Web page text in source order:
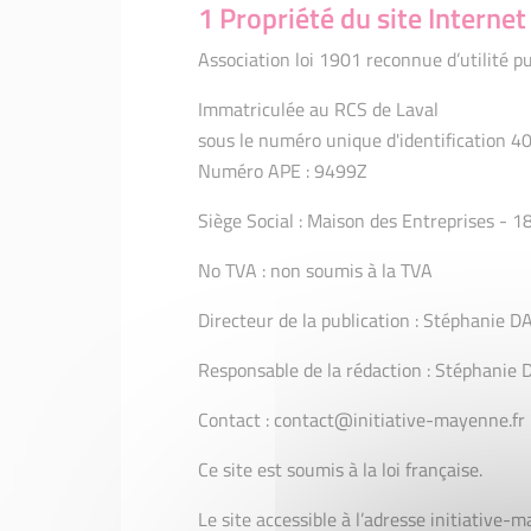
KAUFLING
FOCUS
Aux
BARIBA
FOCUS
FOCUS
FOCUS ENTREPRENEURS :
Coudray
FOCUS ENTREPRENEURS :
FOCUS ENTREPRENEURS :
PETITS GUIDONS
Emma RIVAIN et Wilfrid
FOUGERAIS
FOCUS ENTREPRENEURS :
Laura
1 Propriété du site Internet
Association loi 1901 reconnue d’utilité
Immatriculée au RCS de Laval
sous le numéro unique d'identification
Numéro APE : 9499Z
Siège Social : Maison des Entreprises -
No TVA : non soumis à la TVA
Directeur de la publication : Stéphanie
Responsable de la rédaction : Stéphanie
Contact : contact@initiative-mayenne.fr
Ce site est soumis à la loi française.
Le site accessible à l’adresse initiative-